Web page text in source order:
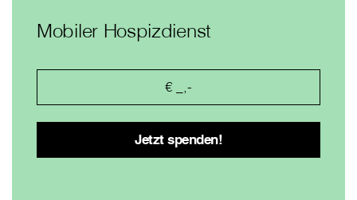
Mobiler Hospizdienst